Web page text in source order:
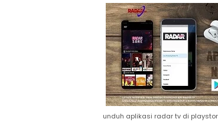
unduh aplikasi radar tv di